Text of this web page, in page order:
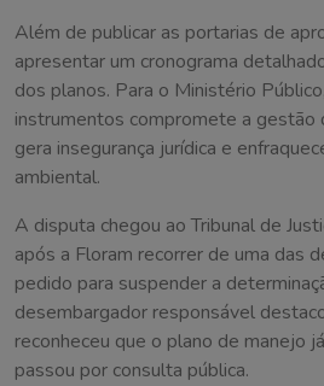
Além de publicar as portarias de
apresentar um cronograma
dos planos. Para o Ministério
instrumentos compromete a gestão
gera insegurança jurídica e
ambiental.
A disputa chegou ao Tribunal de
após a Floram recorrer de uma das
pedido para suspender a
desembargador responsável
reconheceu que o plano de manejo
passou por consulta pública.